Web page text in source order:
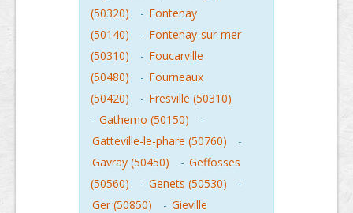
(50320)
- Fontenay
(50140)
- Fontenay-sur-mer
(50310)
- Foucarville
(50480)
- Fourneaux
(50420)
- Fresville (50310)
- Gathemo (50150)
-
Gatteville-le-phare (50760)
-
Gavray (50450)
- Geffosses
(50560)
- Genets (50530)
-
Ger (50850)
- Gieville